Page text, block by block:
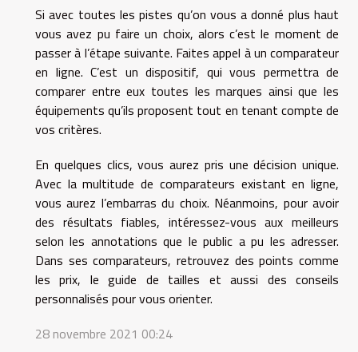
Si avec toutes les pistes qu’on vous a donné plus haut
vous avez pu faire un choix, alors c’est le moment de
passer à l’étape suivante. Faites appel à un comparateur
en ligne. C’est un dispositif, qui vous permettra de
comparer entre eux toutes les marques ainsi que les
équipements qu’ils proposent tout en tenant compte de
vos critères.
En quelques clics, vous aurez pris une décision unique.
Avec la multitude de comparateurs existant en ligne,
vous aurez l’embarras du choix. Néanmoins, pour avoir
des résultats fiables, intéressez-vous aux meilleurs
selon les annotations que le public a pu les adresser.
Dans ses comparateurs, retrouvez des points comme
les prix, le guide de tailles et aussi des conseils
personnalisés pour vous orienter.
28 novembre 2021 00:24